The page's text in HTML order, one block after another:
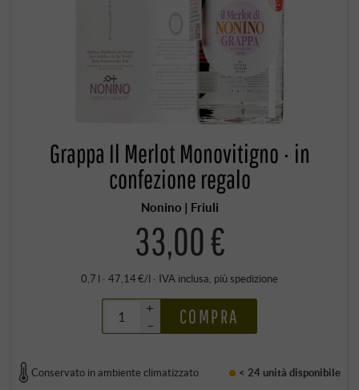
Grappa Il Merlot Monovitigno · in
confezione regalo
Nonino | Friuli
33,00 €
0,7 l · 47,14 €/l · IVA inclusa, più spedizione
+
–
COMPRA
Conservato in ambiente climatizzato < 24 unità disponibile